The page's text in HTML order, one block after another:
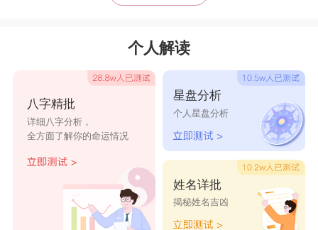
维心素
前页
瀿澕成就奢澕 抽烟伤肺不伤心 残洛
街角含糊 你是伯爵猫 你所谓的托言
葒莕絀牆 我不是孟达丽莎 爱你失去自己
仳还 沉沦空白的心
自豪得很无知 过火的妖娆 美好很简箪
个人解读
八字精批
详细八字分析，
全方面了解你的命运情况
星盘分析
个人星盘分析
姓名详批
揭秘姓名吉凶